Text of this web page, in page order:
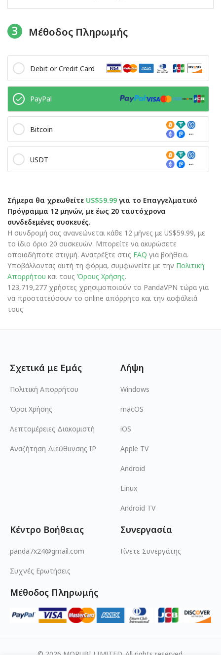
3 Μέθοδος Πληρωμής
Debit or Credit Card
PayPal
Bitcoin
USDT
Σήμερα θα χρεωθείτε US$59.99 για το Επαγγελματικό
Πρόγραμμα 12 μηνών, με έως 20 ταυτόχρονα
συνδεδεμένες συσκευές.
Η συνδρομή σας ανανεώνεται κάθε 12 μήνες με US$59.99, με
το ίδιο όριο 20 συσκευών. Μπορείτε να ακυρώσετε
οποιαδήποτε στιγμή. Ανατρέξτε στις FAQ για βοήθεια.
Υποβάλλοντας αυτή τη φόρμα, συμφωνείτε με την Πολιτική
Απορρήτου και τους Όρους Χρήσης.
123,719,277 χρήστες χρησιμοποιούν το PandaVPN τώρα για
να προστατεύσουν το online απόρρητο και την ασφάλειά
τους
Σχετικά με Εμάς
Πολιτική Απορρήτου
Όροι Χρήσης
Λεπτομέρειες Διακομιστή
Αναζήτηση Διεύθυνσης IP
Λήψη
Windows
macOS
iOS
Apple TV
Android
Linux
Android TV
Κέντρο Βοήθειας
panda7x24@gmail.com
Συχνές Ερωτήσεις
Συνεργασία
Γίνετε Συνεργάτης
Μέθοδος Πληρωμής
© 2026 MOPUBI LIMITED. All rights reserved.